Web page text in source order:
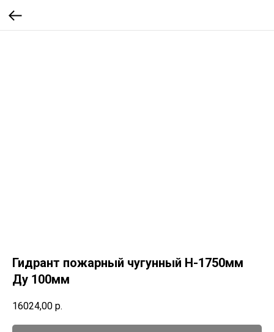
Гидрант пожарный чугунный H-1750мм
Ду 100мм
16024,00 р.